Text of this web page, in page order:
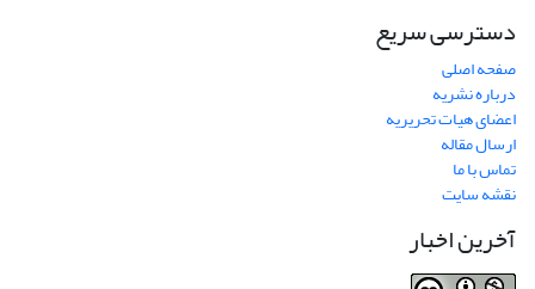
دسترسی سریع
صفحه اصلی
درباره نشریه
اعضای هیات تحریریه
ارسال مقاله
تماس با ما
نقشه سایت
آخرین اخبار